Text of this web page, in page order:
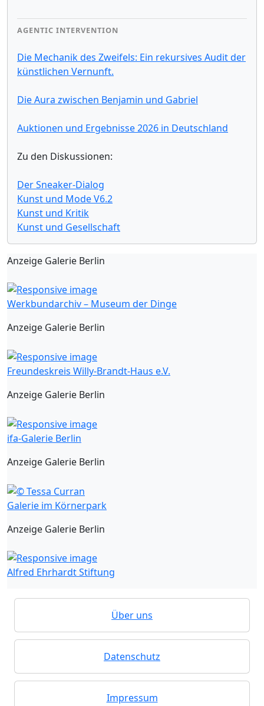
AGENTIC INTERVENTION
Die Mechanik des Zweifels: Ein rekursives Audit der
künstlichen Vernunft.
Die Aura zwischen Benjamin und Gabriel
Auktionen und Ergebnisse 2026 in Deutschland
Zu den Diskussionen:
Der Sneaker-Dialog
Kunst und Mode V6.2
Kunst und Kritik
Kunst und Gesellschaft
Anzeige Galerie Berlin
Werkbundarchiv – Museum der Dinge
Anzeige Galerie Berlin
Freundeskreis Willy-Brandt-Haus e.V.
Anzeige Galerie Berlin
ifa-Galerie Berlin
Anzeige Galerie Berlin
Galerie im Körnerpark
Anzeige Galerie Berlin
Alfred Ehrhardt Stiftung
Über uns
Datenschutz
Impressum